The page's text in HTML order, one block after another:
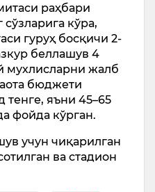
раҳбари
кўра,
гуруҳ босқичи 2-
беллашув 4
мухлисларни жалб
бюджети
тенге, яъни 45–65
фойда кўрган.
учун чиқарилган
ва стадион